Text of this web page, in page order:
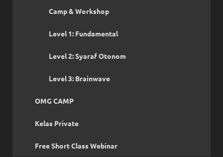
Camp & Workshop
Level 1: Fundamental
Level 2: Syaraf Otonom
Level 3: Brainwave
OMG CAMP
Kelas Private
Free Short Class Webinar